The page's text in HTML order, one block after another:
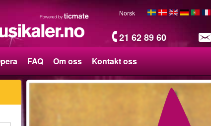
21 62 89 60
Norsk
FAQ Om oss Kontakt oss